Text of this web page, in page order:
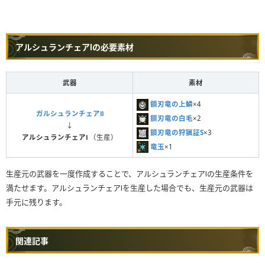
アルシュランチェアⅠの必要素材
武器 素材
ガルシュランチェアⅡ
↓
アルシュランチェアⅠ（生産）
鎖刃竜の上鱗×4
鎖刃竜の白毛×2
鎖刃竜の狩猟証S×3
竜玉×1
生産元の武器を一度作成することで、アルシュランチェアⅠの生産条件を
満たせます。アルシュランチェアⅠを生産した場合でも、生産元の武器は
手元に残ります。
関連記事